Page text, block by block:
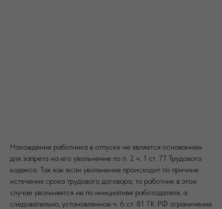
Нахождение работника в отпуске не является основанием
для запрета на его увольнение по п. 2 ч. 1 ст. 77 Трудового
кодекса. Так как если увольнение происходит по причине
истечения срока трудового договора, то работник в этом
случае увольняется не по инициативе работодателя, а
следовательно, установленное ч. 6 ст. 81 ТК РФ ограничение